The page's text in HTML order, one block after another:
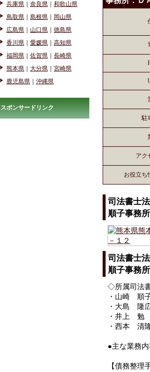
駐
アク
お役立ち
司法書士
順子事務
司法書士
順子事務
◇所属司法
・山崎 順
・大島 隆
・井上 勉
・西本 清
●主な業務
【債務整理
兵庫県
奈良県
和歌山県
鳥取県
島根県
岡山県
広島県
山口県
徳島県
香川県
愛媛県
高知県
福岡県
佐賀県
長崎県
熊本県
大分県
宮崎県
鹿児島県
沖縄県
スポンサードリンク